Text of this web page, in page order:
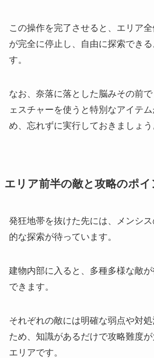
この操作を完了させると、エリア
が完全に停止し、自由に探索でき
す。
なお、奈落に落とした脳みその前
ェスチャーを使うと特別なアイテ
め、忘れずに実行しておきましょう
エリア前半の敵と攻略のポイ
発狂地帯を抜けた先には、メンシ
的な探索が待っています。
建物内部に入ると、多種多様な敵
できます。
それぞれの敵には明確な弱点や対
ため、知識があるだけで攻略難度
エリアです。